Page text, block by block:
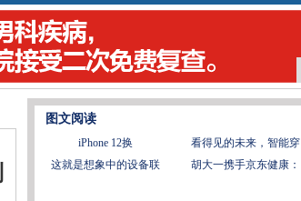
图文阅读
iPhone 12换
看得见的未来，智能穿
这就是想象中的设备联
胡大一携手京东健康：